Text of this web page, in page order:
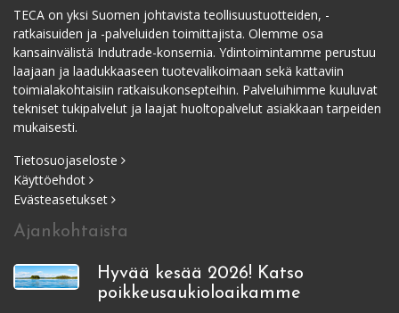
TECA on yksi Suomen johtavista teollisuustuotteiden, -
ratkaisuiden ja -palveluiden toimittajista. Olemme osa
kansainvälistä Indutrade-konsernia. Ydintoimintamme perustuu
laajaan ja laadukkaaseen tuotevalikoimaan sekä kattaviin
toimialakohtaisiin ratkaisukonsepteihin. Palveluihimme kuuluvat
tekniset tukipalvelut ja laajat huoltopalvelut asiakkaan tarpeiden
mukaisesti.
Tietosuojaseloste
Käyttöehdot
Evästeasetukset
Ajankohtaista
Hyvää kesää 2026! Katso
poikkeusaukioloaikamme